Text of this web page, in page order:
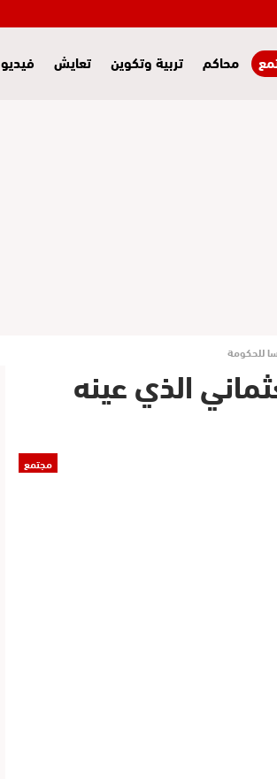
محاكم تربية وتكوين تعايش فيديو
للحكومة
الذي عينه
مجتمع